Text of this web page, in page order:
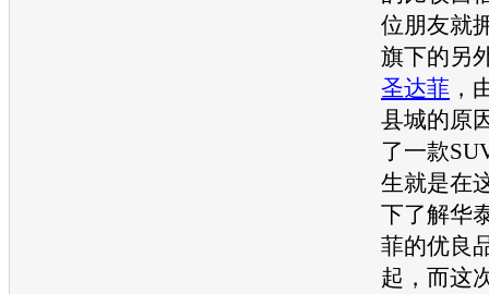
位朋友就
旗下的另
圣达菲 ，
县城的原
了一款
生就是在
下了解华
菲的优良
起，而这